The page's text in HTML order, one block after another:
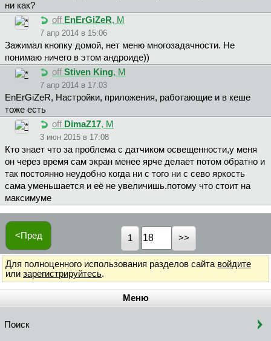
ни как?
off EnErGiZeR, М
7 апр 2014 в 15:06
Зажимал кнопку домой, нет меню многозадачности. Не
понимаю ничего в этом андроиде))
off Stiven King, М
7 апр 2014 в 17:03
EnErGiZeR, Настройки, приложения, работающие и в кеше
тоже есть
off DimaZ17, М
3 июн 2015 в 17:08
Кто знает что за проблема с датчиком освещенности,у меня
он через время сам экран менее ярче делает потом обратно и
так постоянно неудобно когда ни с того ни с сево яркость
сама уменьшается и её не увеличишь.потому что стоит на
максимуме
<Пред 1
Для полноценного использования разделов сайта войдите
или зарегистрируйтесь.
Меню
Поиск